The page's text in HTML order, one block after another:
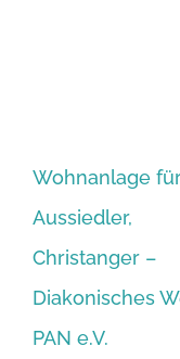
Wohnanlage
Aussiedler,
Christanger –
Diakonisches
PAN e.V.